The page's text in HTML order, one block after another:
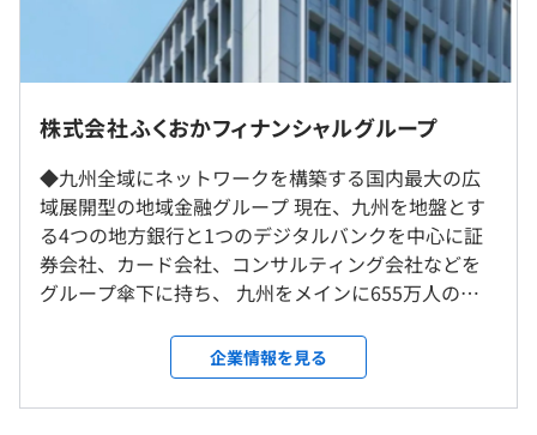
・外部スクール補助制度
など
WindowsノートPCかMacbookProから選択可
CPU：Core i5以上
メモリ：16GB
アジャイル、スクラム、ペアプロ、テスト駆動開発
就業場所の変更範囲
福岡本社、および自宅
＜変更範囲＞
会社の定める場所（テレワークを行う場所を含む）
受動喫煙防止措置に関する事項
敷地内禁煙（喫煙場所あり）
8:45～17:45（フレックス勤務制度あり）
休憩時間：休憩60分 ※昼食時間は業務の都合により各々
平均残業時間：平均約20時間／月
完全週休2日制（土曜日、日曜日）、祝日、有給休暇（17
～20日）、連続休暇（5営業日）、特別休暇（慶弔等）、
育児休業、介護休業
株式会社ふくおかフィナンシャルグループ
◆九州全域にネットワークを構築する国内最大の広
域展開型の地域金融グループ 現在、九州を地盤とす
る4つの地方銀行と1つのデジタルバンクを中心に証
券会社、カード会社、コンサルティング会社などを
グループ傘下に持ち、 九州をメインに655万人の個
国の地銀グループの中でもNo.1となり、地域金融機
関としては日本で最大規模を誇ります。 ◆「DX銘柄
2023」に銀行業で唯一2年連続の選定！ 現在FFGで
企業情報を見る